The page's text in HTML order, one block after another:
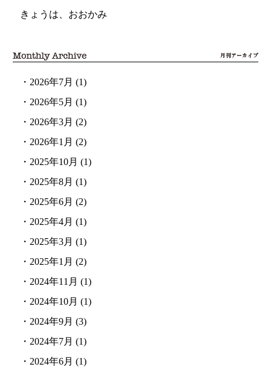
きょうは、おおかみ
・ 2026年7月 (1)
・ 2026年5月 (1)
・ 2026年3月 (2)
・ 2026年1月 (2)
・ 2025年10月 (1)
・ 2025年8月 (1)
・ 2025年6月 (2)
・ 2025年4月 (1)
・ 2025年3月 (1)
・ 2025年1月 (2)
・ 2024年11月 (1)
・ 2024年10月 (1)
・ 2024年9月 (3)
・ 2024年7月 (1)
・ 2024年6月 (1)